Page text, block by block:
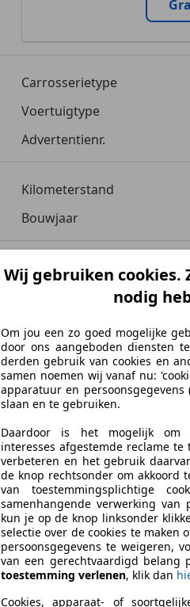
Carrosserietype
Voertuigtype
Advertentienr.
Kilometerstand
Bouwjaar
Vermogen kW (PK)
Cilinderinhoud
Cilinders
Leeggewicht
Wij gebruiken cookies.
nodig
Om jou een zo goed mogelijke
door ons aangeboden diensten
derden gebruik van cookies en
samen noemen wij vanaf nu:
apparatuur en persoonsgegevens
slaan en te gebruiken.
Daardoor is het mogelijk om
interesses afgestemde reclame
verbeteren en het gebruik
de knop rechtsonder om akkoord
van toestemmingsplichtige
samenhangende verwerking van
kun je op de knop linksonder
selectie over de cookies te maken
persoonsgegevens te weigeren,
van een gerechtvaardigd belang
toestemming verlenen, klik dan
Cookies, apparaat- of